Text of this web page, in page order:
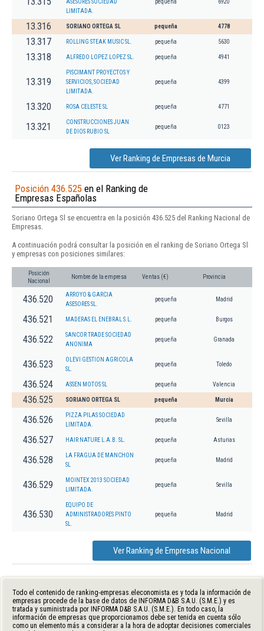
ASESORES SOCIEDAD
LIMITADA.
pequeña 6920
13.316 SORIANO ORTEGA SL pequeña 4778
13.317 ROLLING STEAK MUSIC SL. pequeña 5630
13.318 ALFREDO LOPEZ LOPEZ SL. pequeña 4941
13.319
PISCIMANT PROYECTOS Y
SERVICIOS, SOCIEDAD
LIMITADA.
pequeña 4399
13.320 ROSA CELESTE SL pequeña 4771
13.321
CONSTRUCCIONES JUAN
DE DIOS RUBIO SL
pequeña 0123
Ver Ranking de Empresas de Murcia
Posición 436.525 en el Ranking de
Empresas Españolas
Soriano Ortega Sl se encuentra en la posición 436.525 del Ranking Nacional de
Empresas.
A continuación podrá consultar la posición en el ranking de Soriano Ortega Sl
y empresas con posiciones similares:
Posición
Nacional
Nombre de la empresa Ventas (€) Provincia
436.520
ARROYO & GARCIA
ASESORES SL.
pequeña Madrid
436.521 MADERAS EL ENEBRAL S.L. pequeña Burgos
436.522
SANCOR TRADE SOCIEDAD
ANONIMA
pequeña Granada
436.523
OLEVI GESTION AGRICOLA
SL.
pequeña Toledo
436.524 ASSEN MOTOS SL pequeña Valencia
436.525 SORIANO ORTEGA SL pequeña Murcia
436.526
PIZZA PILAS SOCIEDAD
LIMITADA.
pequeña Sevilla
436.527 HAIR NATURE L.A.B. SL. pequeña Asturias
436.528
LA FRAGUA DE MANCHON
SL
pequeña Madrid
436.529
MOINTEX 2013 SOCIEDAD
LIMITADA.
pequeña Sevilla
436.530
EQUIPO DE
ADMINISTRADORES PINTO
SL.
pequeña Madrid
Ver Ranking de Empresas Nacional
Todo el contenido de ranking-empresas.eleconomista.es y toda la información de
empresas procede de la base de datos de INFORMA D&B S.A.U. (S.M.E.) y es
tratada y suministrada por INFORMA D&B S.A.U. (S.M.E.). En todo caso, la
información de empresas que proporcionamos debe ser tenida en cuenta sólo
como un elemento más a considerar a la hora de adoptar decisiones comerciales